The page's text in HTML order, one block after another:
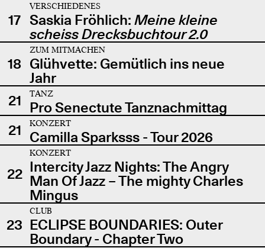
17
VERSCHIEDENES
Saskia Fröhlich: Meine kleine
scheiss Drecksbuchtour 2.0
18
ZUM MITMACHEN
Glühvette: Gemütlich ins neue
Jahr
21
TANZ
Pro Senectute Tanznachmittag
21
KONZERT
Camilla Sparksss - Tour 2026
22
KONZERT
Intercity Jazz Nights: The Angry
Man Of Jazz – The mighty Charles
Mingus
23
CLUB
ECLIPSE BOUNDARIES: Outer
Boundary - Chapter Two